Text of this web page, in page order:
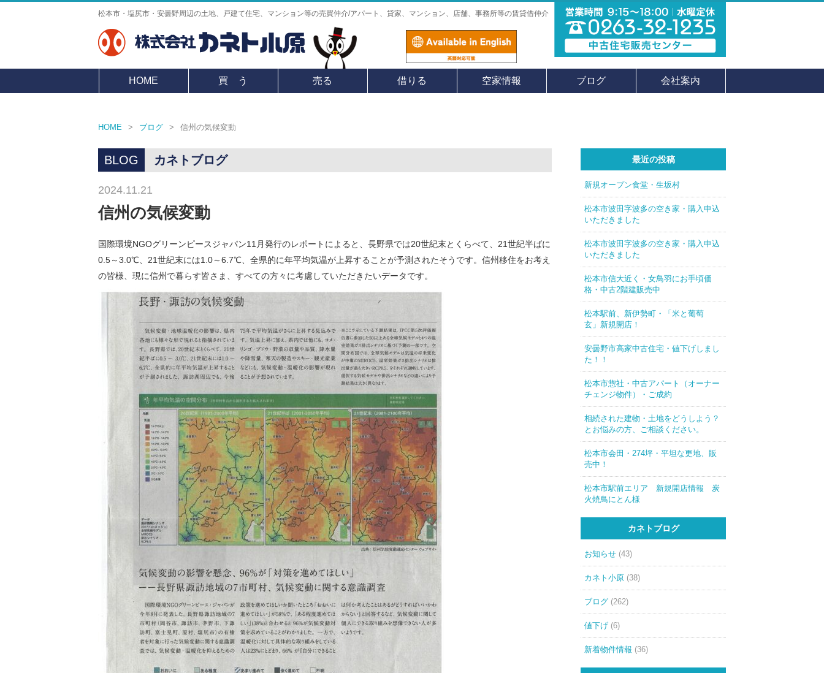
松本市・塩尻市・安曇野周辺の土地、戸建て住宅、マンション等の売買仲介/アパート、貸家、マンション、店舗、事務所等の賃貸借仲介
HOME 買 う 売る 借りる 空家情報 ブログ 会社案内
HOME > ブログ > 信州の気候変動
BLOG カネトブログ
2024.11.21
信州の気候変動
国際環境NGOグリーンピースジャパン11月発行のレポートによると、長野県では20世紀末とくらべて、21世紀半ばに
0.5～3.0℃、21世紀末には1.0～6.7℃、全県的に年平均気温が上昇することが予測されたそうです。信州移住をお考え
の皆様、現に信州で暮らす皆さま、すべての方々に考慮していただきたいデータです。
最近の投稿
新規オープン食堂・生坂村
松本市波田字波多の空き家・購入申込
いただきました
松本市波田字波多の空き家・購入申込
いただきました
松本市信大近く・女鳥羽にお手頃価
格・中古2階建販売中
松本駅前、新伊勢町・「米と葡萄
玄」新規開店！
安曇野市高家中古住宅・値下げしまし
た！！
松本市惣社・中古アパート（オーナー
チェンジ物件）・ご成約
相続された建物・土地をどうしよう？
とお悩みの方、ご相談ください。
松本市会田・274坪・平坦な更地、販
売中！
松本市駅前エリア 新規開店情報 炭
火焼鳥にとん様
カネトブログ
お知らせ (43)
カネト小原 (38)
ブログ (262)
値下げ (6)
新着物件情報 (36)